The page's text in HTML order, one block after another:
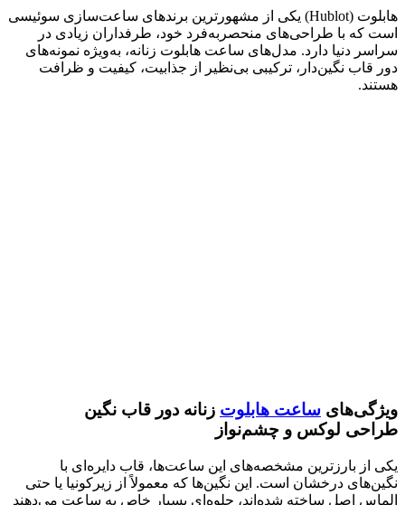
هابلوت (Hublot) یکی از مشهورترین برندهای ساعت‌سازی سوئیسی
است که با طراحی‌های منحصر‌به‌فرد خود، طرفداران زیادی در
سراسر دنیا دارد. مدل‌های ساعت هابلوت زنانه، به‌ویژه نمونه‌های
دور قاب نگین‌دار، ترکیبی بی‌نظیر از جذابیت، کیفیت و ظرافت
هستند.
ویژگی‌های ساعت هابلوت زنانه دور قاب نگین
طراحی لوکس و چشم‌نواز
یکی از بارزترین مشخصه‌های این ساعت‌ها، قاب دایره‌ای با
نگین‌های درخشان است. این نگین‌ها که معمولاً از زیرکونیا یا حتی
الماس اصل ساخته شده‌اند، جلوه‌ای بسیار خاص به ساعت می‌دهند